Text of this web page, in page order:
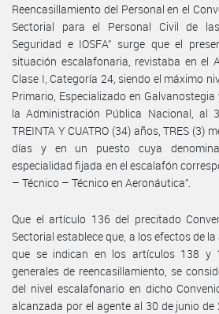
Reencasillamiento del Personal en el
Sectorial para el Personal Civil de
Seguridad e IOSFA” surge que el
situación escalafonaria, revistaba en el
Clase I, Categoría 24, siendo el máximo
Primario, Especializado en
la Administración Pública Nacional, al
TREINTA Y CUATRO (34) años, TRES (3)
días y en un puesto cuya
especialidad fijada en el escalafón
– Técnico – Técnico en Aeronáutica”.
Que el artículo 136 del precitado
Sectorial establece que, a los efectos de
que se indican en los artículos 138 y
generales de reencasillamiento, se
del nivel escalafonario en dicho
alcanzada por el agente al 30 de junio